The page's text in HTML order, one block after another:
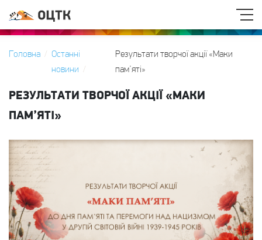
Головна
Останні
новини
Результати творчої акції «Маки
пам’яті»
РЕЗУЛЬТАТИ ТВОРЧОЇ АКЦІЇ «МАКИ
ПАМ’ЯТІ»